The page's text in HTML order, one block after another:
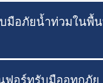
มือภัยน้ำท่วมในพื้น